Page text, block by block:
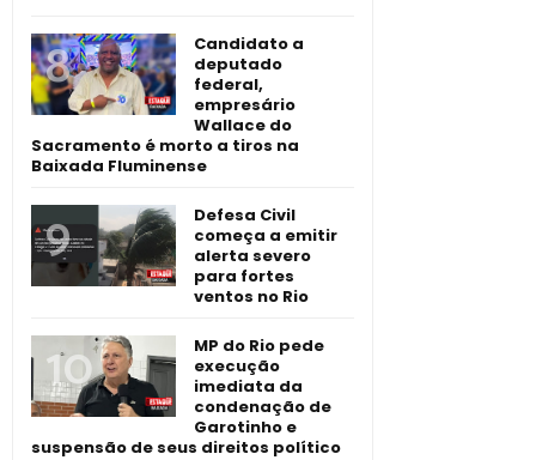
Candidato a
deputado
federal,
empresário
Wallace do
Sacramento é morto a tiros na
Baixada Fluminense
Defesa Civil
começa a emitir
alerta severo
para fortes
ventos no Rio
MP do Rio pede
execução
imediata da
condenação de
Garotinho e
suspensão de seus direitos político